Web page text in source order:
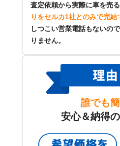
査定依頼から実際に車を売る
りをセルカ1社とのみで完結
しつこい営業電話もないの
りません。
誰でも
安心＆納得